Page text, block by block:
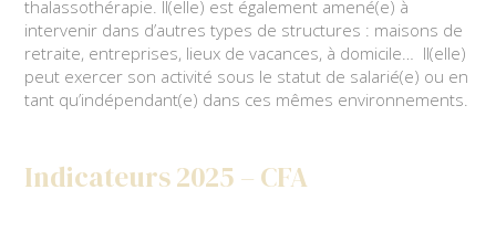
thalassothérapie. Il(elle) est également amené(e) à
intervenir dans d’autres types de structures : maisons de
retraite, entreprises, lieux de vacances, à domicile… Il(elle)
peut exercer son activité sous le statut de salarié(e) ou en
tant qu’indépendant(e) dans ces mêmes environnements.
Indicateurs 2025 – CFA